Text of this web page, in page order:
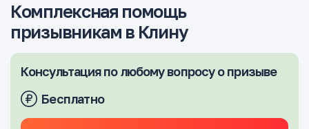
Комплексная помощь
призывникам в Клину
Консультация по любому вопросу о призыве
Бесплатно